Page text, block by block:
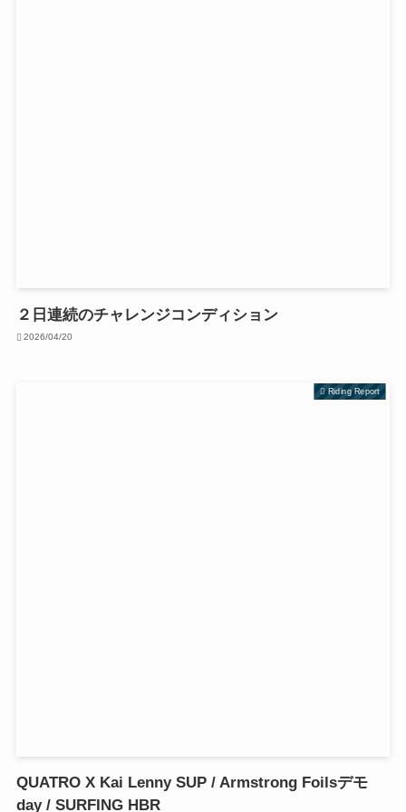
２日連続のチャレンジコンディション
2026/04/20
Riding Report
QUATRO X Kai Lenny SUP / Armstrong Foilsデモ
day / SURFING HBR